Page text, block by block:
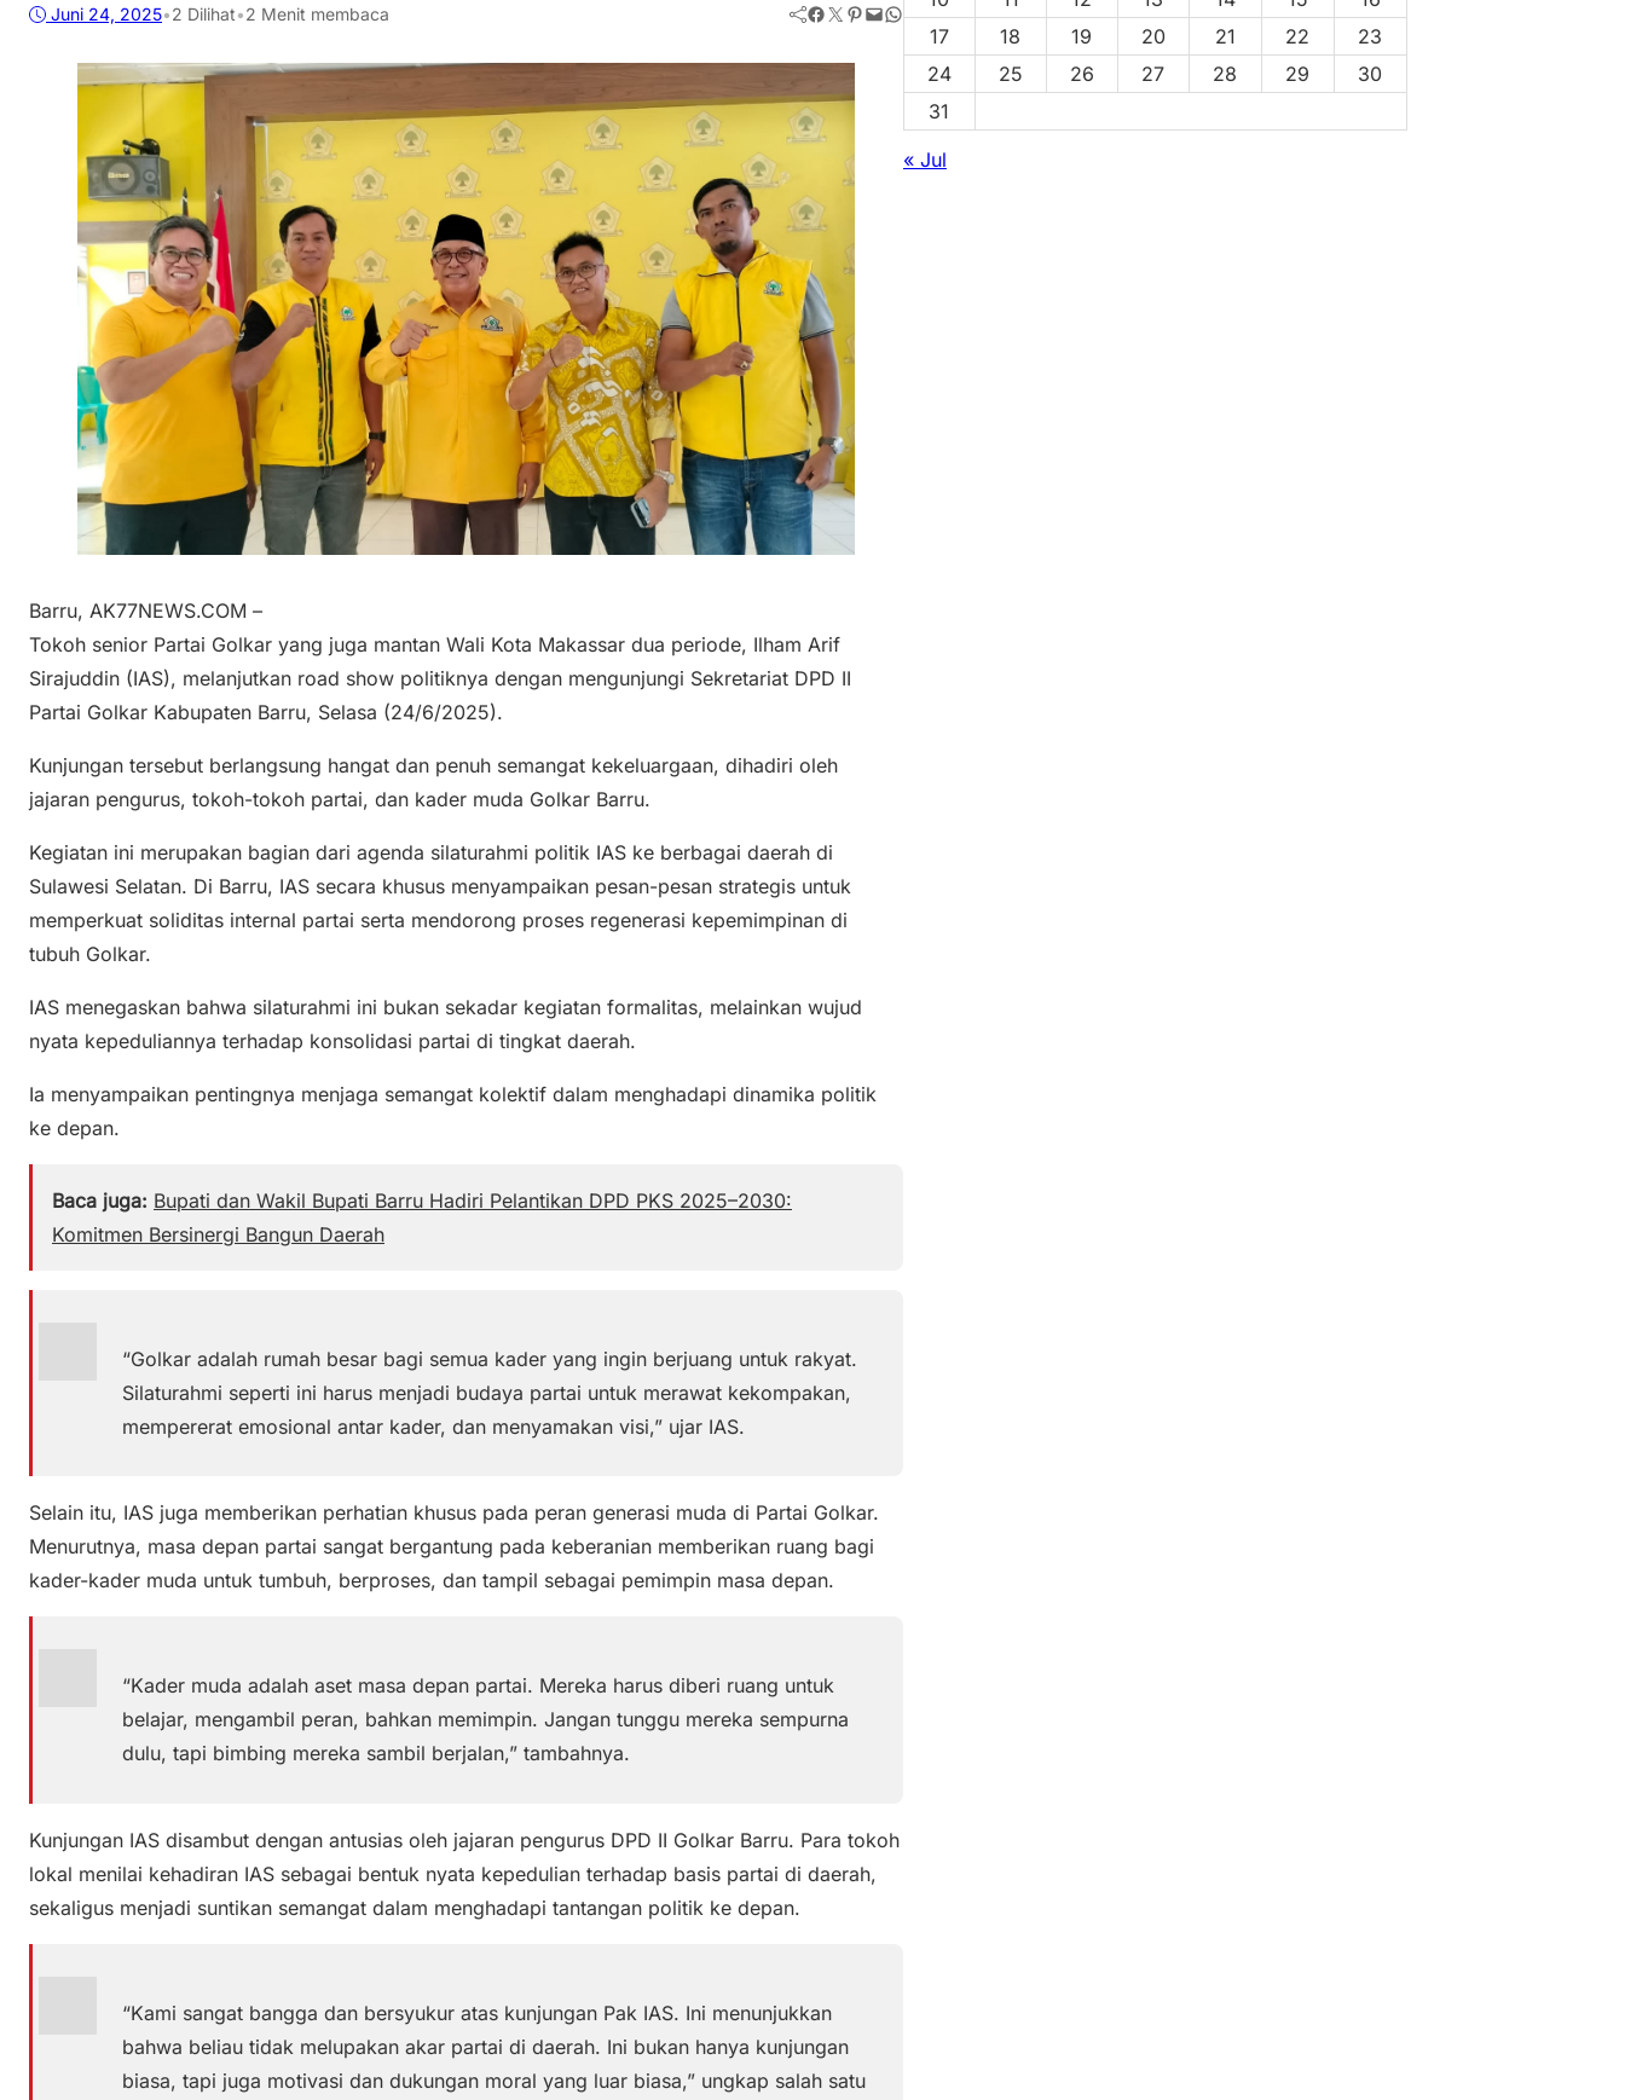
Juni 24, 2025•2 Dilihat•2 Menit membaca Facebook Twitter Pinterest Mail WhatsApp
Barru, AK77NEWS.COM –
Tokoh senior Partai Golkar yang juga mantan Wali Kota Makassar dua periode, Ilham Arif
Sirajuddin (IAS), melanjutkan road show politiknya dengan mengunjungi Sekretariat DPD II
Partai Golkar Kabupaten Barru, Selasa (24/6/2025).
Kunjungan tersebut berlangsung hangat dan penuh semangat kekeluargaan, dihadiri oleh
jajaran pengurus, tokoh-tokoh partai, dan kader muda Golkar Barru.
Kegiatan ini merupakan bagian dari agenda silaturahmi politik IAS ke berbagai daerah di
Sulawesi Selatan. Di Barru, IAS secara khusus menyampaikan pesan-pesan strategis untuk
memperkuat soliditas internal partai serta mendorong proses regenerasi kepemimpinan di
tubuh Golkar.
IAS menegaskan bahwa silaturahmi ini bukan sekadar kegiatan formalitas, melainkan wujud
nyata kepeduliannya terhadap konsolidasi partai di tingkat daerah.
Ia menyampaikan pentingnya menjaga semangat kolektif dalam menghadapi dinamika politik
ke depan.
Baca juga: Bupati dan Wakil Bupati Barru Hadiri Pelantikan DPD PKS 2025–2030:
Komitmen Bersinergi Bangun Daerah
“Golkar adalah rumah besar bagi semua kader yang ingin berjuang untuk rakyat.
Silaturahmi seperti ini harus menjadi budaya partai untuk merawat kekompakan,
mempererat emosional antar kader, dan menyamakan visi,” ujar IAS.
Selain itu, IAS juga memberikan perhatian khusus pada peran generasi muda di Partai Golkar.
Menurutnya, masa depan partai sangat bergantung pada keberanian memberikan ruang bagi
kader-kader muda untuk tumbuh, berproses, dan tampil sebagai pemimpin masa depan.
“Kader muda adalah aset masa depan partai. Mereka harus diberi ruang untuk
belajar, mengambil peran, bahkan memimpin. Jangan tunggu mereka sempurna
dulu, tapi bimbing mereka sambil berjalan,” tambahnya.
Kunjungan IAS disambut dengan antusias oleh jajaran pengurus DPD II Golkar Barru. Para tokoh
lokal menilai kehadiran IAS sebagai bentuk nyata kepedulian terhadap basis partai di daerah,
sekaligus menjadi suntikan semangat dalam menghadapi tantangan politik ke depan.
“Kami sangat bangga dan bersyukur atas kunjungan Pak IAS. Ini menunjukkan
bahwa beliau tidak melupakan akar partai di daerah. Ini bukan hanya kunjungan
biasa, tapi juga motivasi dan dukungan moral yang luar biasa,” ungkap salah satu
17
18 19 20 21 22
23
24
25 26 27 28 29
30
31
« Jul